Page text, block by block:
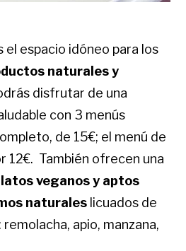
espacio idóneo para los
naturales y
disfrutar de una
con 3 menús
de 15€; el menú de
12€. También ofrecen una
veganos y aptos
naturales licuados de
apio, manzana,